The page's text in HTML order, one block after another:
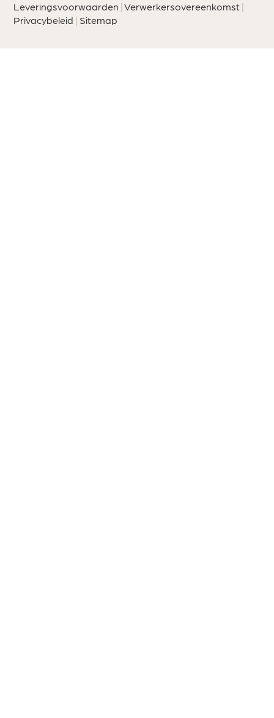
Leveringsvoorwaarden |Verwerkersovereenkomst |
Privacybeleid | Sitemap